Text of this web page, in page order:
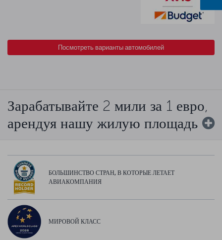
Посмотреть варианты автомобилей
Зарабатывайте 2 мили за 1 евро,
арендуя нашу жилую площадь
БОЛЬШИНСТВО СТРАН, В КОТОРЫЕ ЛЕТАЕТ
АВИАКОМПАНИЯ
МИРОВОЙ КЛАСС